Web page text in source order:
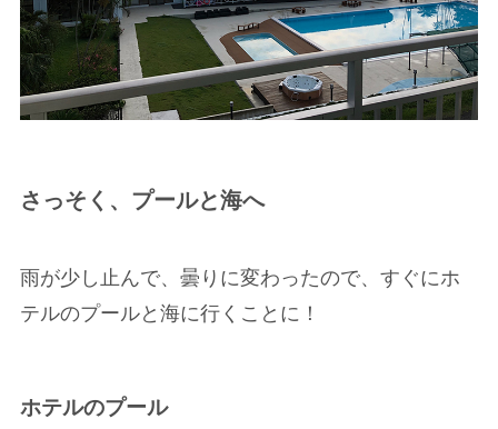
さっそく、プールと海へ
雨が少し止んで、曇りに変わったので、すぐにホ
テルのプールと海に行くことに！
ホテルのプール